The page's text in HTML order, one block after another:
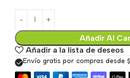
Añadir Al
Añadir a la lista de deseos
Envío gratis por compras desde